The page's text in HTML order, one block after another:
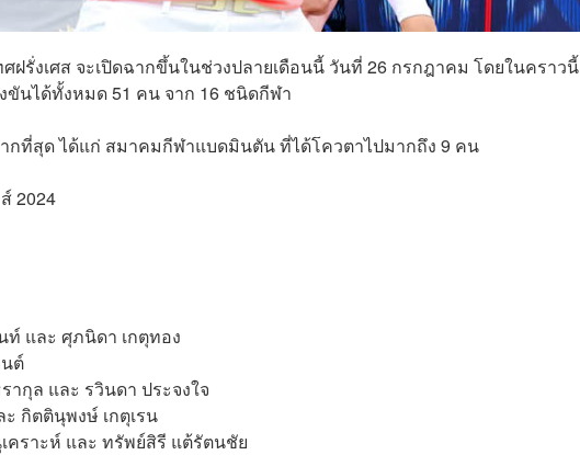
ฝรั่งเศส จะเปิดฉากขึ้นในช่วงปลายเดือนนี้ วันที่ 26 กรกฎาคม โดยในคราวนี้
ขันได้ทั้งหมด 51 คน จาก 16 ชนิดกีฬา
ที่สุด ได้แก่ สมาคมกีฬาแบดมินตัน ที่ได้โควตาไปมากถึง 9 คน
2024
และ ศุภนิดา เกตุทอง
ต์
กุล และ รวินดา ประจงใจ
กิตตินุพงษ์ เกตุเรน
คราะห์ และ ทรัพย์สิรี แต้รัตนชัย